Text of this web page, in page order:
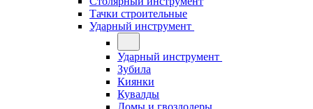
Тачки строительные
Ударный инструмент
Ударный инструмент
Зубила
Киянки
Кувалды
Ломы и гвоздодеры